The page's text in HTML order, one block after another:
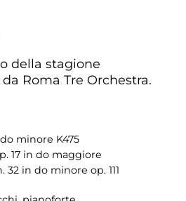
della stagione
Roma Tre Orchestra.
minore K475
17 in do maggiore
32 in do minore op. 111